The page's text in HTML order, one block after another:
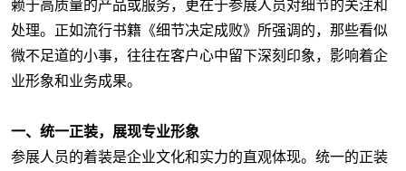
赖于高质量的产品或服务，更在于参展人员对细节的关注和
处理。正如流行书籍《细节决定成败》所强调的，那些看似
微不足道的小事，往往在客户心中留下深刻印象，影响着企
业形象和业务成果。
一、统一正装，展现专业形象
参展人员的着装是企业文化和实力的直观体现。统一的正装